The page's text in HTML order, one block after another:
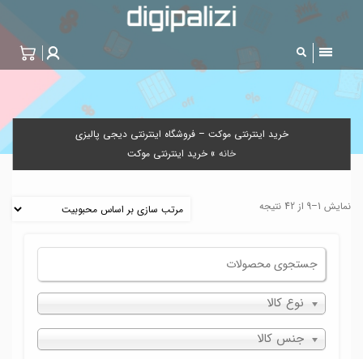
خرید اینترنتی موکت – فروشگاه اینترنتی دیجی پالیزی
خانه » خرید اینترنتی موکت
نمایش 1–9 از 42 نتیجه
نوع کالا
جنس کالا